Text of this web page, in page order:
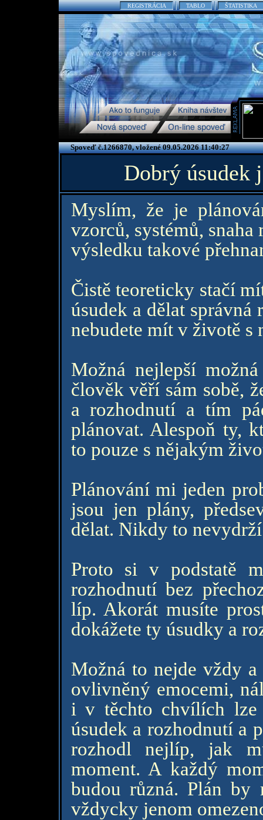
REGISTRÁCIA TABLO ŠTATISTIKA
Spoveď č.1266870, vložené 09.05.2026 11:40:27
Dobrý úsudek
Myslím, že je
vzorců, systémů,
výsledku takové
Čistě teoreticky stačí
úsudek a dělat správná
nebudete mít v životě s
Možná nejlepší
člověk věří sám sobě,
a rozhodnutí a tím
plánovat. Alespoň ty,
to pouze s nějakým
Plánování mi jeden
jsou jen plány,
dělat. Nikdy to
Proto si v podstatě
rozhodnutí bez
líp. Akorát musíte
dokážete ty úsudky a
Možná to nejde vždy
ovlivněný emocemi,
i v těchto chvílích lze
úsudek a rozhodnutí a
rozhodl nejlíp, jak
moment. A každý
budou různá. Plán by
vždycky jenom